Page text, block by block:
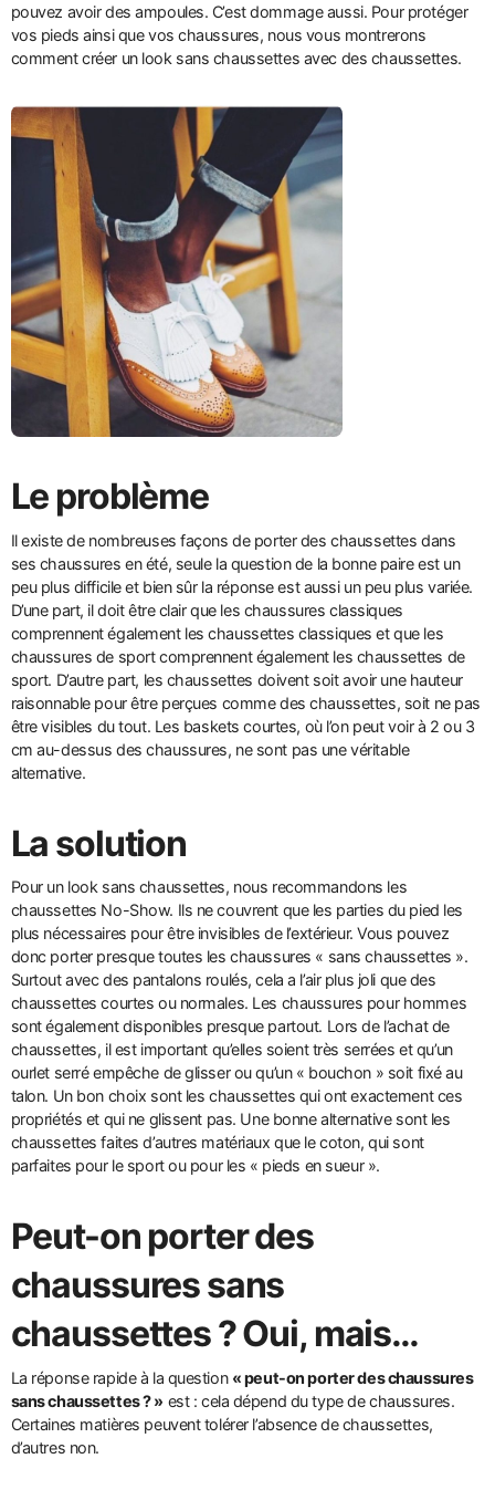
pouvez avoir des ampoules. C’est dommage aussi. Pour protéger
vos pieds ainsi que vos chaussures, nous vous montrerons
comment créer un look sans chaussettes avec des chaussettes.
Le problème
Il existe de nombreuses façons de porter des chaussettes dans
ses chaussures en été, seule la question de la bonne paire est un
peu plus difficile et bien sûr la réponse est aussi un peu plus variée.
D’une part, il doit être clair que les chaussures classiques
comprennent également les chaussettes classiques et que les
chaussures de sport comprennent également les chaussettes de
sport. D’autre part, les chaussettes doivent soit avoir une hauteur
raisonnable pour être perçues comme des chaussettes, soit ne pas
être visibles du tout. Les baskets courtes, où l’on peut voir à 2 ou 3
cm au-dessus des chaussures, ne sont pas une véritable
alternative.
La solution
Pour un look sans chaussettes, nous recommandons les
chaussettes No-Show. Ils ne couvrent que les parties du pied les
plus nécessaires pour être invisibles de l’extérieur. Vous pouvez
donc porter presque toutes les chaussures « sans chaussettes ».
Surtout avec des pantalons roulés, cela a l’air plus joli que des
chaussettes courtes ou normales. Les chaussures pour hommes
sont également disponibles presque partout. Lors de l’achat de
chaussettes, il est important qu’elles soient très serrées et qu’un
ourlet serré empêche de glisser ou qu’un « bouchon » soit fixé au
talon. Un bon choix sont les chaussettes qui ont exactement ces
propriétés et qui ne glissent pas. Une bonne alternative sont les
chaussettes faites d’autres matériaux que le coton, qui sont
parfaites pour le sport ou pour les « pieds en sueur ».
Peut-on porter des
chaussures sans
chaussettes ? Oui, mais…
La réponse rapide à la question « peut-on porter des chaussures
sans chaussettes ? » est : cela dépend du type de chaussures.
Certaines matières peuvent tolérer l’absence de chaussettes,
d’autres non.